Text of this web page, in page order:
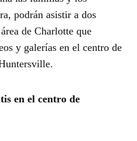
podrán asistir a dos
de Charlotte que
y galerías en el centro de
en el centro de